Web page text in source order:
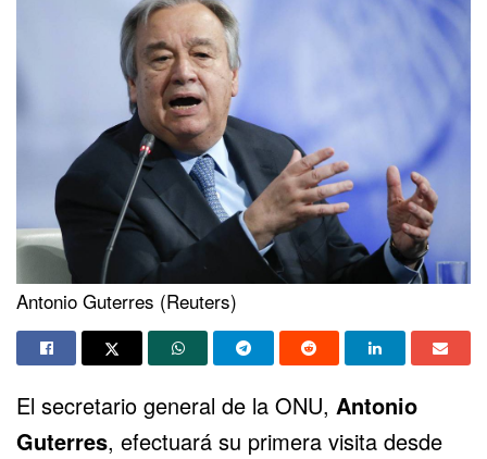
Antonio Guterres (Reuters)
El secretario general de la ONU, Antonio
Guterres, efectuará su primera visita desde